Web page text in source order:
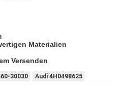
Materialien
Versenden
30030 Audi 4H0498625